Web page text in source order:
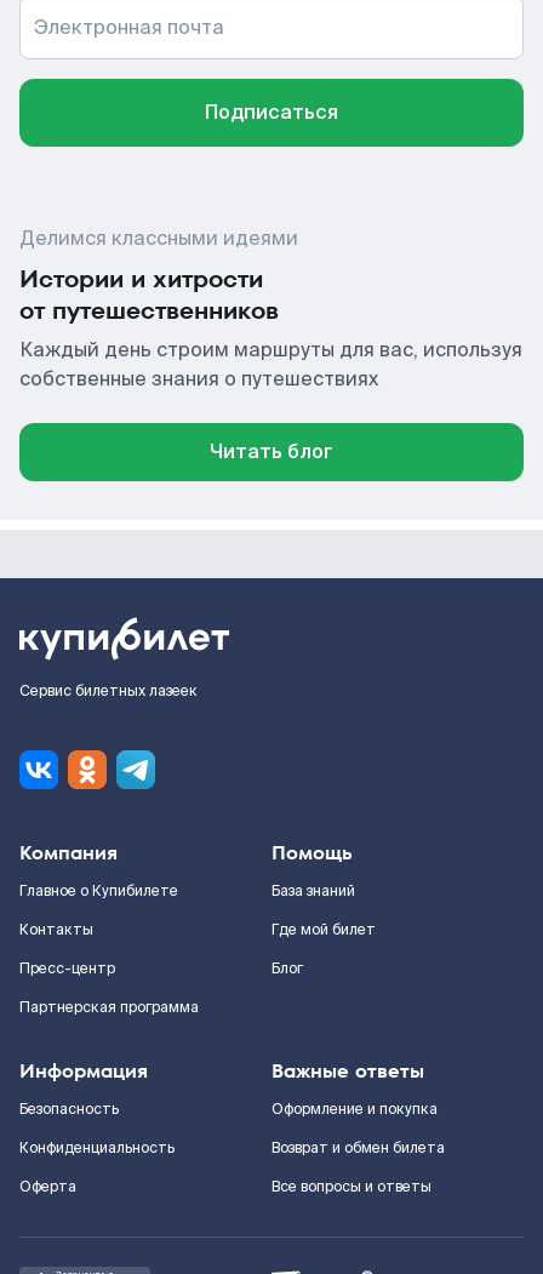
Электронная почта
Подписаться
Делимся классными идеями
Истории и хитрости
от путешественников
Каждый день строим маршруты для вас, используя
собственные знания о путешествиях
Читать блог
Сервис билетных лазеек
Компания
Главное о Купибилете
Контакты
Пресс-центр
Партнерская программа
Помощь
База знаний
Где мой билет
Блог
Информация
Безопасность
Конфиденциальность
Оферта
Важные ответы
Оформление и покупка
Возврат и обмен билета
Все вопросы и ответы